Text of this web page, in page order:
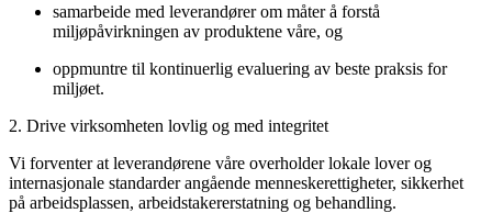
samarbeide med leverandører om måter å forstå
miljøpåvirkningen av produktene våre, og
oppmuntre til kontinuerlig evaluering av beste praksis for
miljøet.
2. Drive virksomheten lovlig og med integritet
Vi forventer at leverandørene våre overholder lokale lover og
internasjonale standarder angående menneskerettigheter, sikkerhet
på arbeidsplassen, arbeidstakererstatning og behandling.